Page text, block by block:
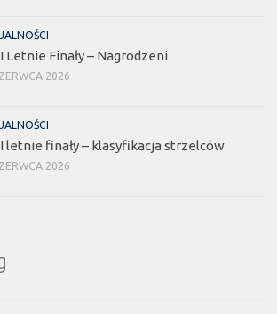
Letnie Finały – Nagrodzeni
2026
letnie finały – klasyfikacja strzelców
2026